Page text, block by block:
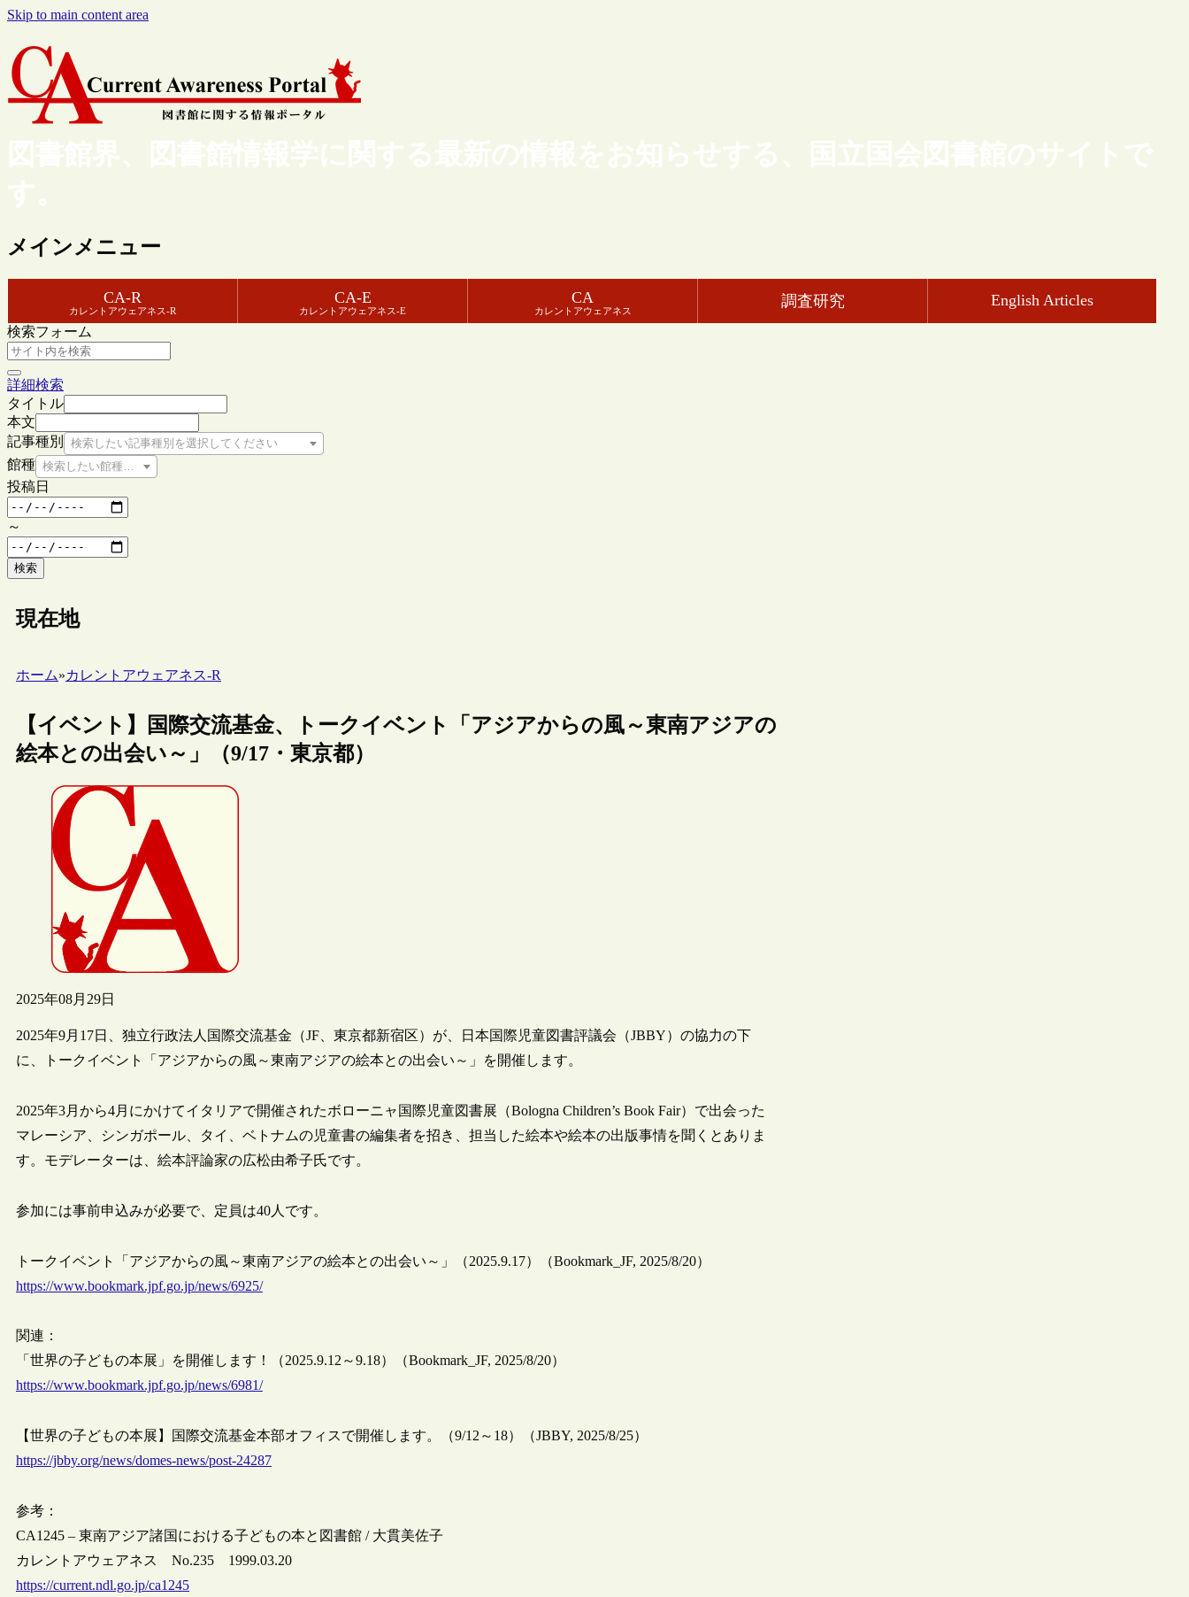
Skip to main content area
図書館界、図書館情報学に関する最新の情報をお知らせする、国立国会図書館のサイトで
す。
メインメニュー
CA-R
カレントアウェアネス-R
CA-E
カレントアウェアネス-E
CA
カレントアウェアネス
調査研究 English Articles
検索フォーム
詳細検索
タイトル
本文
記事種別
検索したい記事種別を選択してください
館種 検索したい館種を選択してください
投稿日
～
検索
現在地
ホーム»カレントアウェアネス-R
【イベント】国際交流基金、トークイベント「アジアからの風～東南アジアの
絵本との出会い～」（9/17・東京都）
2025年08月29日
2025年9月17日、独立行政法人国際交流基金（JF、東京都新宿区）が、日本国際児童図書評議会（JBBY）の協力の下
に、トークイベント「アジアからの風～東南アジアの絵本との出会い～」を開催します。
2025年3月から4月にかけてイタリアで開催されたボローニャ国際児童図書展（Bologna Children’s Book Fair）で出会った
マレーシア、シンガポール、タイ、ベトナムの児童書の編集者を招き、担当した絵本や絵本の出版事情を聞くとありま
す。モデレーターは、絵本評論家の広松由希子氏です。
参加には事前申込みが必要で、定員は40人です。
トークイベント「アジアからの風～東南アジアの絵本との出会い～」（2025.9.17）（Bookmark_JF, 2025/8/20）
https://www.bookmark.jpf.go.jp/news/6925/
関連：
「世界の子どもの本展」を開催します！（2025.9.12～9.18）（Bookmark_JF, 2025/8/20）
https://www.bookmark.jpf.go.jp/news/6981/
【世界の子どもの本展】国際交流基金本部オフィスで開催します。（9/12～18）（JBBY, 2025/8/25）
https://jbby.org/news/domes-news/post-24287
参考：
CA1245 – 東南アジア諸国における子どもの本と図書館 / 大貫美佐子
カレントアウェアネス No.235 1999.03.20
https://current.ndl.go.jp/ca1245